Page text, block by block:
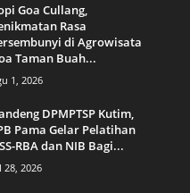
Goa Cullang,
Rasa
di Agrowisata
Taman Buah...
1, 2026
DPMPTSP Kutim,
Pama Gelar Pelatihan
RBA dan NIB Bagi...
28, 2026